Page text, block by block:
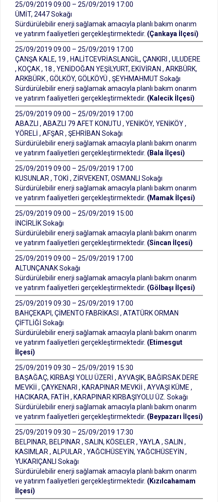
25/09/2019 09:00 – 25/09/2019 17:00
ÜMİT, 2447 Sokağı
Sürdürülebilir enerji sağlamak amacıyla planlı bakım onarım
ve yatırım faaliyetleri gerçekleştirmektedir. (Çankaya İlçesi)
25/09/2019 09:00 – 25/09/2019 17:00
ÇANŞA KALE, 19 , HALİTCEVRİASLANGİL, ÇANKIRI , ULUDERE
, KOÇAK , 18 , YENİDOĞAN YEŞİLYURT, EKİVİRAN , ARKBÜRK,
ARKBÜRK , GÖLKÖY, GÖLKÖYÜ , ŞEYHMAHMUT Sokağı
Sürdürülebilir enerji sağlamak amacıyla planlı bakım onarım
ve yatırım faaliyetleri gerçekleştirmektedir. (Kalecik İlçesi)
25/09/2019 09:00 – 25/09/2019 17:00
ABAZLI , ABAZLI 79 AFET KONUTU , YENİKÖY, YENİKÖY ,
YÖRELİ , AFŞAR , ŞEHRİBAN Sokağı
Sürdürülebilir enerji sağlamak amacıyla planlı bakım onarım
ve yatırım faaliyetleri gerçekleştirmektedir. (Bala İlçesi)
25/09/2019 09:00 – 25/09/2019 17:00
KUSUNLAR , TOKİ , ZİRVEKENT, OSMANLI Sokağı
Sürdürülebilir enerji sağlamak amacıyla planlı bakım onarım
ve yatırım faaliyetleri gerçekleştirmektedir. (Mamak İlçesi)
25/09/2019 09:00 – 25/09/2019 15:00
İNCİRLİK Sokağı
Sürdürülebilir enerji sağlamak amacıyla planlı bakım onarım
ve yatırım faaliyetleri gerçekleştirmektedir. (Sincan İlçesi)
25/09/2019 09:00 – 25/09/2019 17:00
ALTUNÇANAK Sokağı
Sürdürülebilir enerji sağlamak amacıyla planlı bakım onarım
ve yatırım faaliyetleri gerçekleştirmektedir. (Gölbaşı İlçesi)
25/09/2019 09:30 – 25/09/2019 17:00
BAHÇEKAPI, ÇİMENTO FABRİKASI , ATATÜRK ORMAN
ÇİFTLİĞİ Sokağı
Sürdürülebilir enerji sağlamak amacıyla planlı bakım onarım
ve yatırım faaliyetleri gerçekleştirmektedir. (Etimesgut
İlçesi)
25/09/2019 09:30 – 25/09/2019 15:30
BAŞAĞAÇ, KIRBAŞI YOLU ÜZERİ , AYVAŞIK, BAĞIRSAK DERE
MEVKİİ , ÇAYKENARI , KARAPINAR MEVKİİ , AYVAŞI KÜME ,
HACIKARA, FATİH , KARAPINAR KIRBAŞIYOLU ÜZ. Sokağı
Sürdürülebilir enerji sağlamak amacıyla planlı bakım onarım
ve yatırım faaliyetleri gerçekleştirmektedir. (Beypazarı İlçesi)
25/09/2019 09:30 – 25/09/2019 17:30
BELPINAR, BELPINAR , SALIN, KÖSELER , YAYLA , SALIN ,
KASIMLAR , ALPULAR , YAĞCIHÜSEYİN, YAĞCIHÜSEYİN ,
YUKARIÇANLI Sokağı
Sürdürülebilir enerji sağlamak amacıyla planlı bakım onarım
ve yatırım faaliyetleri gerçekleştirmektedir. (Kızılcahamam
İlçesi)